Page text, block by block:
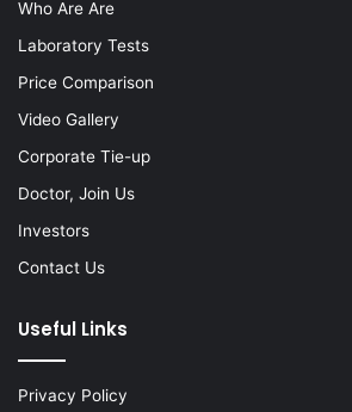
Who Are Are
Laboratory Tests
Price Comparison
Video Gallery
Corporate Tie-up
Doctor, Join Us
Investors
Contact Us
Useful Links
Privacy Policy